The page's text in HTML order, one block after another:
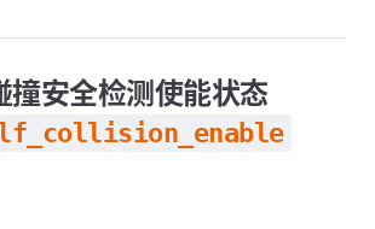
撞安全检测使能状态